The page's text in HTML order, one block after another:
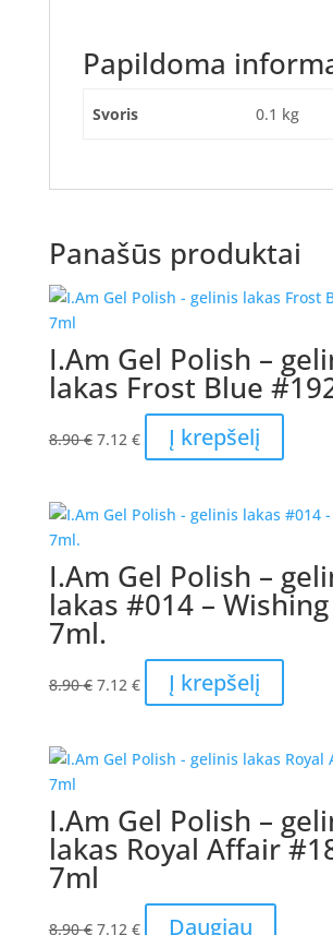
Papildoma
Svoris 0.1 kg
Panašūs produktai
I.Am Gel Polish –
lakas Frost Blue
8.90€ Original
8.90 €.
7.12 €Current
price
7.12 €.
Į krepšelį
I.Am Gel Polish –
lakas #014 –
7ml.
8.90€ Original
8.90 €.
7.12 €Current
price
7.12 €.
Į krepšelį
I.Am Gel Polish –
lakas Royal Affair
7ml
8.90€ Original
7.12 €CurrentDaugiau